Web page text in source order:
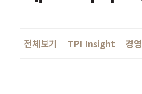
전체보기 TPI Insight 경